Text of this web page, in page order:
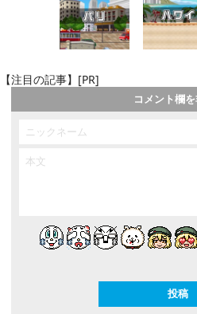
【注目の記事】[PR]
コメント欄